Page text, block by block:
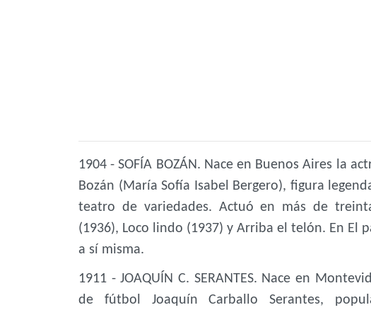
1904 - SOFÍA BOZÁN. Nace en Buenos Aires la
Bozán (María Sofía Isabel Bergero), figura
teatro de variedades. Actuó en más de
(1936), Loco lindo (1937) y Arriba el telón. En El
a sí misma.
1911 - JOAQUÍN C. SERANTES. Nace en
de fútbol Joaquín Carballo Serantes,